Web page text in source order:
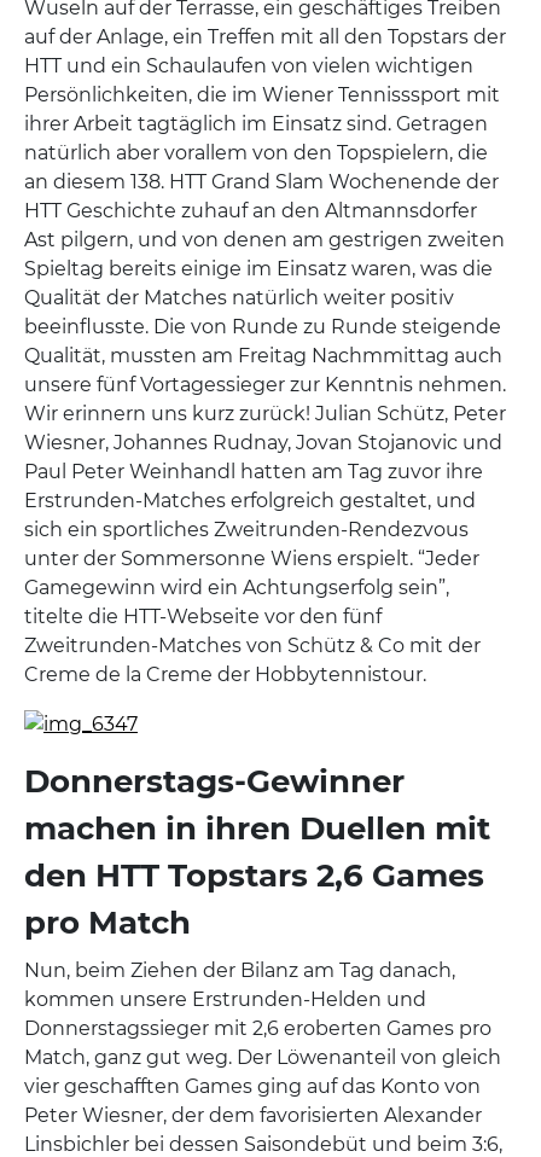
Wuseln auf der Terrasse, ein geschäftiges Treiben
auf der Anlage, ein Treffen mit all den Topstars der
HTT und ein Schaulaufen von vielen wichtigen
Persönlichkeiten, die im Wiener Tennisssport mit
ihrer Arbeit tagtäglich im Einsatz sind. Getragen
natürlich aber vorallem von den Topspielern, die
an diesem 138. HTT Grand Slam Wochenende der
HTT Geschichte zuhauf an den Altmannsdorfer
Ast pilgern, und von denen am gestrigen zweiten
Spieltag bereits einige im Einsatz waren, was die
Qualität der Matches natürlich weiter positiv
beeinflusste. Die von Runde zu Runde steigende
Qualität, mussten am Freitag Nachmmittag auch
unsere fünf Vortagessieger zur Kenntnis nehmen.
Wir erinnern uns kurz zurück! Julian Schütz, Peter
Wiesner, Johannes Rudnay, Jovan Stojanovic und
Paul Peter Weinhandl hatten am Tag zuvor ihre
Erstrunden-Matches erfolgreich gestaltet, und
sich ein sportliches Zweitrunden-Rendezvous
unter der Sommersonne Wiens erspielt. “Jeder
Gamegewinn wird ein Achtungserfolg sein”,
titelte die HTT-Webseite vor den fünf
Zweitrunden-Matches von Schütz & Co mit der
Creme de la Creme der Hobbytennistour.
Donnerstags-Gewinner
machen in ihren Duellen mit
den HTT Topstars 2,6 Games
pro Match
Nun, beim Ziehen der Bilanz am Tag danach,
kommen unsere Erstrunden-Helden und
Donnerstagssieger mit 2,6 eroberten Games pro
Match, ganz gut weg. Der Löwenanteil von gleich
vier geschafften Games ging auf das Konto von
Peter Wiesner, der dem favorisierten Alexander
Linsbichler bei dessen Saisondebüt und beim 3:6,